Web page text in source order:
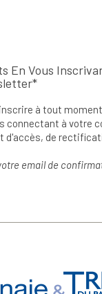
En Vous
à tout
connectant à votre
d'accès, de
email de